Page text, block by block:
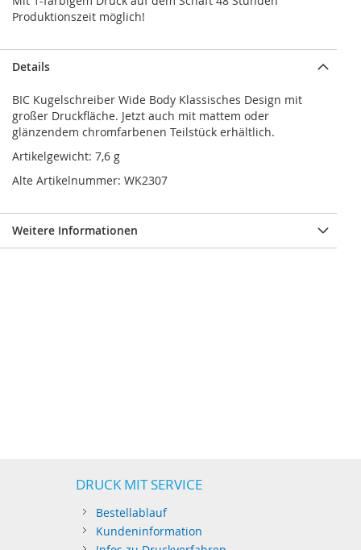
Produktionszeit möglich!
Details
BIC Kugelschreiber Wide Body Klassisches Design mit
großer Druckfläche. Jetzt auch mit mattem oder
glänzendem chromfarbenen Teilstück erhältlich.
Artikelgewicht: 7,6 g
Alte Artikelnummer: WK2307
Weitere Informationen
DRUCK MIT SERVICE
Bestellablauf
Kundeninformation